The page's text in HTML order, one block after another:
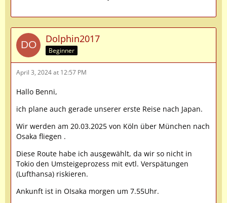
Dolphin2017
Beginner
April 3, 2024 at 12:57 PM
Hallo Benni,
ich plane auch gerade unserer erste Reise nach Japan.
Wir werden am 20.03.2025 von Köln über München nach
Osaka fliegen .
Diese Route habe ich ausgewählt, da wir so nicht in
Tokio den Umsteigeprozess mit evtl. Verspätungen
(Lufthansa) riskieren.
Ankunft ist in OIsaka morgen um 7.55Uhr.